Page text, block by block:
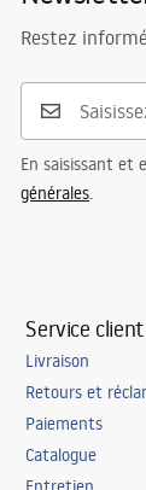
Restez
En saisissant et
générales.
Service client
Livraison
Retours et
Paiements
Catalogue